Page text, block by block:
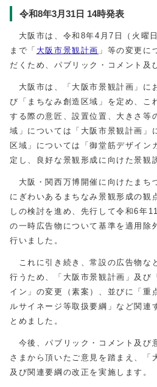
令和8年3月31日 14時発表
大阪市は、令和 8年4 月7 日（火曜
まで「 大阪市景観計画 」等の変更に
だくため、パブリック・コメント及
大阪市は、「大阪市景観計画」に
び「まちなみ創造区域」を定め、こ
する際の意匠、設置位置、大きさ等
域」については「大阪市景観計画」
区域」については「御堂筋デザイン
定し、良好な景観形成に向けた景観
大阪・関西万博開催に向けたまち
にぎわいあるまちなみ景観形成の観
しの検討を進め、先行して令和6年 11
の一時広告物について基準を適用除
行いました。
これに引き続き、常設の広告物な
行うため、「大阪市景観計画」及び
イン」の変更（素案）、並びに「重
ルサイネージ等取扱要綱」など関連
とめました。
今後、パブリック・コメント及び
さまから頂いたご意見を踏まえ、「
及び関連要綱の改正を実施します。